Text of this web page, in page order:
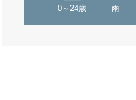
0～24歳 雨